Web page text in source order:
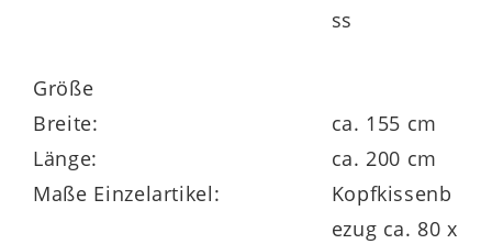
ss
Größe
Breite:
ca. 155 cm
Länge:
ca. 200 cm
Maße Einzelartikel:
Kopfkissenb
ezug ca. 80 x